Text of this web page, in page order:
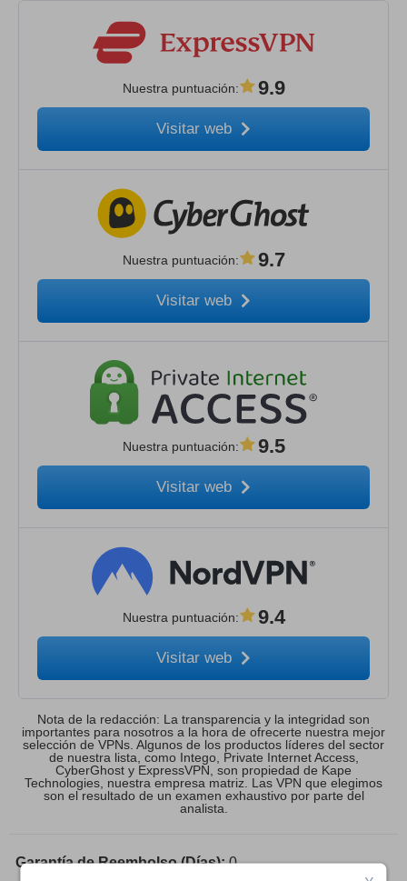
Nuestra puntuación: 9.9
Visitar web
Nuestra puntuación: 9.7
Visitar web
Nuestra puntuación: 9.5
Visitar web
Nuestra puntuación: 9.4
Visitar web
Nota de la redacción: La transparencia y la integridad son
importantes para nosotros a la hora de ofrecerte nuestra mejor
selección de VPNs. Algunos de los productos líderes del sector
de nuestra lista, como Intego, Private Internet Access,
CyberGhost y ExpressVPN, son propiedad de Kape
Technologies, nuestra empresa matriz. Las VPN que elegimos
son el resultado de un examen exhaustivo por parte del
analista.
Garantía de Reembolso (Días):0